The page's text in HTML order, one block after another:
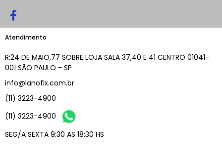
Atendimento
R:24 DE MAIO,77 SOBRE LOJA SALA 37,40 E 41 CENTRO 01041-
001 SÃO PAULO - SP
info@lanofix.com.br
(11) 3223-4900
(11) 3223-4900
SEG/A SEXTA 9:30 AS 18:30 HS